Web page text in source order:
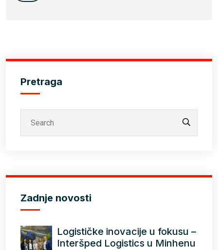
Pretraga
Zadnje novosti
Logističke inovacije u fokusu –
Interšped Logistics u Minhenu